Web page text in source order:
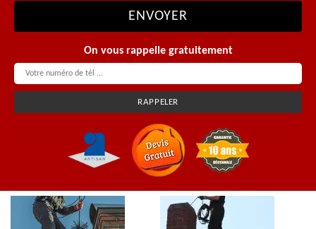
On vous rappelle gratuitement